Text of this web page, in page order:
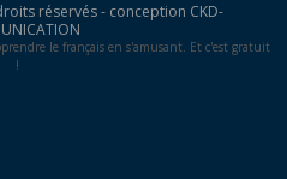
réservés - conception CKD-
le français en s'amusant. Et c'est gratuit
!